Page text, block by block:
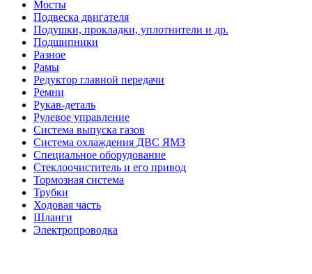
Мосты
Подвеска двигателя
Подушки, прокладки, уплотнители и др.
Подшипники
Разное
Рамы
Редуктор главной передачи
Ремни
Рукав-деталь
Рулевое управление
Система выпуска газов
Система охлаждения ДВС ЯМЗ
Специальное оборудование
Стеклоочиститель и его привод
Тормозная система
Трубки
Ходовая часть
Шланги
Электропроводка